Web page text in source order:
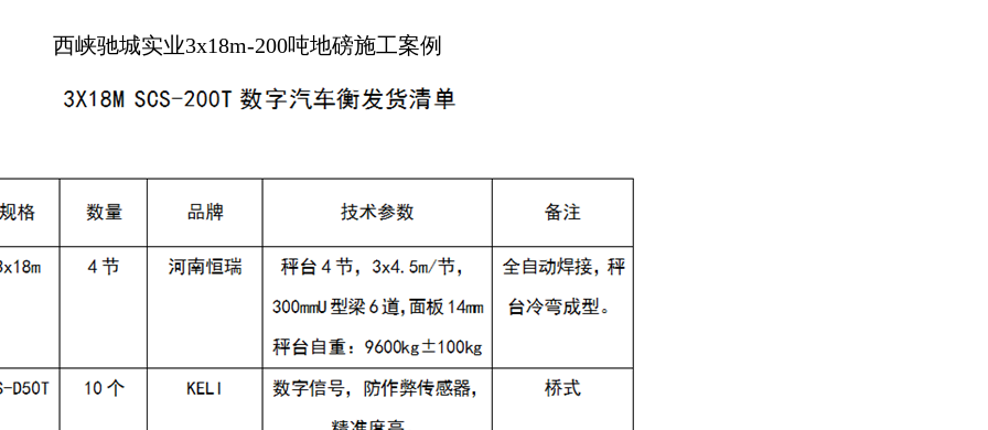
西峡驰城实业3x18m-200吨地磅施工案例